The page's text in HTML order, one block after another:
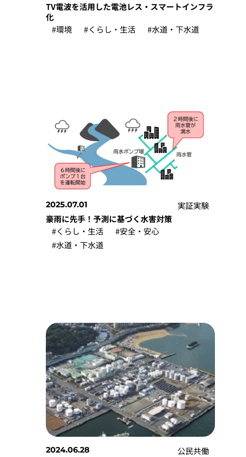
TV電波を活用した電池レス・スマートインフラ
化
#環境
#くらし・生活 #水道・下水道
2025.07.01
実証実験
豪雨に先手！予測に基づく水害対策
#くらし・生活
#安全・安心
#水道・下水道
2024.06.28
公民共働